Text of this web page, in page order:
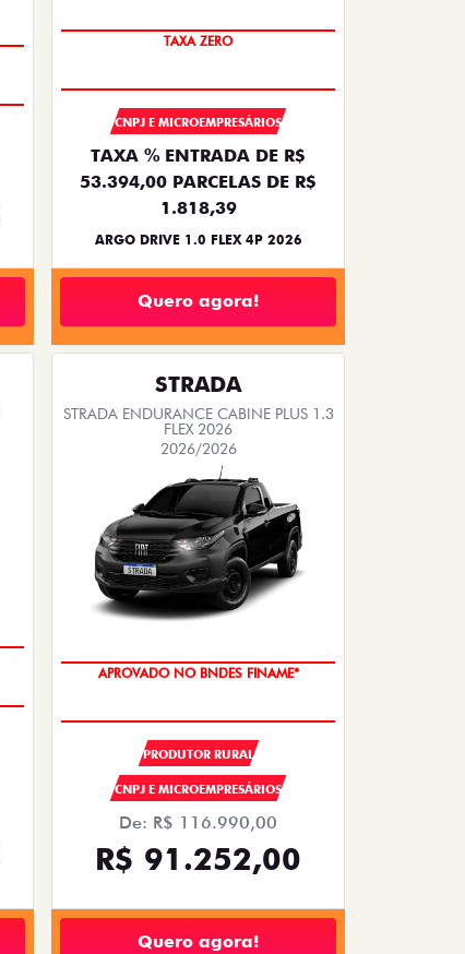
TAXA ZERO
CNPJ E MICROEMPRESÁRIOS
TAXA % ENTRADA DE R$
53.394,00 PARCELAS DE R$
1.818,39
ARGO DRIVE 1.0 FLEX 4P 2026
Quero agora!
STRADA
STRADA ENDURANCE CABINE PLUS 1.3
FLEX 2026
2026/2026
APROVADO NO BNDES FINAME*
PRODUTOR RURAL
CNPJ E MICROEMPRESÁRIOS
De: R$ 116.990,00
R$ 91.252,00
Quero agora!